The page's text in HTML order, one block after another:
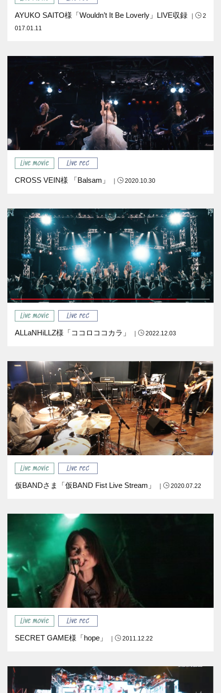
AYUKO SAITO様「Wouldn’t It Be Loverly」LIVE収録
｜
2
017.01.11
Live movie
Live rec
CROSS VEIN様 「Balsam」
｜ 2020.10.30
Live movie
Live rec
ALLaNHiLLZ様「ココロココカラ」
｜ 2022.12.03
Live movie
Live rec
仮BANDさま「仮BAND Fist Live Stream」
｜ 2020.07.22
Live movie
Live rec
SECRET GAME様「hope」
｜ 2011.12.22